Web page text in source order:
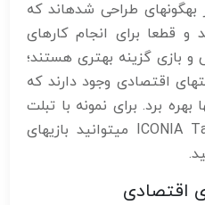
بهگونهای طراحی شدهاند که
و قطعا برای انجام کارهای
بازی گزینه بهتری هستند؛
اقتصادی وجود دارند که
برد. برای نمونه با تبلت
10.1 اینچ ایسر مدل ICONIA Tab M10 میتوانید بازیهای
اقتصادی